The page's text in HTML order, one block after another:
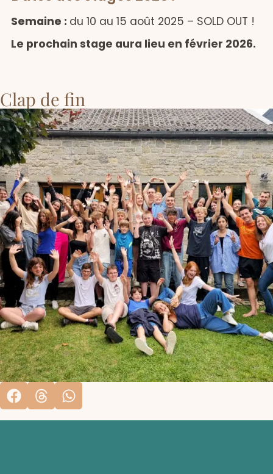
Semaine : du 10 au 15 août 2025 – SOLD OUT !
Le prochain stage aura lieu en février 2026.
Clap de fin